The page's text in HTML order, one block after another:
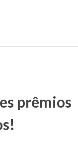
prêmios